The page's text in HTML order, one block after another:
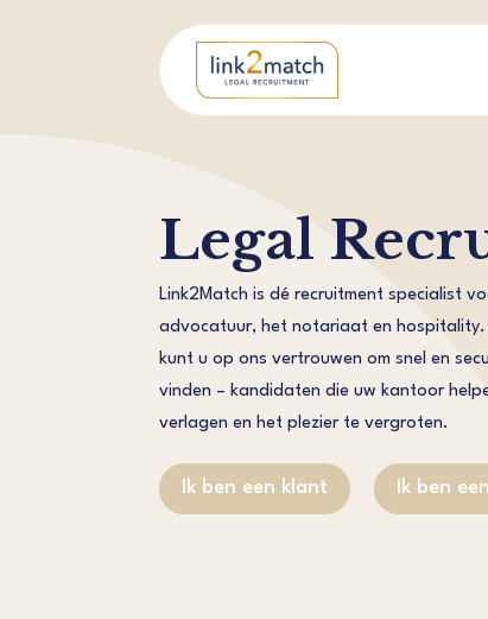
Legal
Link2Match is dé recruitment specialist
advocatuur, het notariaat en
kunt u op ons vertrouwen om snel en
vinden – kandidaten die uw kantoor
verlagen en het plezier te vergroten.
Ik ben een klant Ik ben